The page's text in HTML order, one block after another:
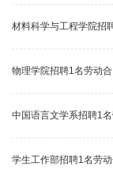
材料科学与工程学院招
物理学院招聘1名劳动
中国语言文学系招聘1
学生工作部招聘1名劳